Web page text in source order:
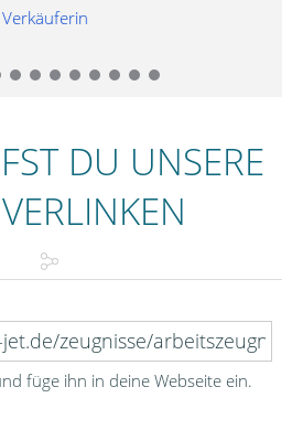
Verkäuferin
DU UNSERE
füge ihn in deine Webseite ein.